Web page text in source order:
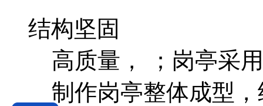
结构坚固
高质量， ；岗亭采
制作岗亭整体成型